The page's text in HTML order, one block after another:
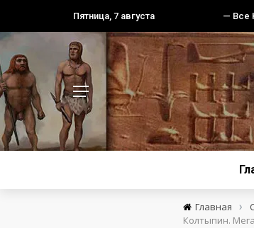
Пятница, 7 августа — Все
Главная ›
Колтыпин.